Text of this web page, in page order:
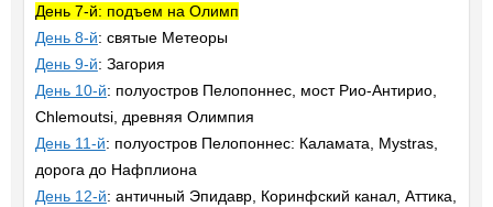
День 7-й: подъем на Олимп
День 8-й: святые Метеоры
День 9-й: Загория
День 10-й: полуостров Пелопоннес, мост Рио-Антирио,
Chlemoutsi, древняя Олимпия
День 11-й: полуостров Пелопоннес: Каламата, Mystras,
дорога до Нафплиона
День 12-й: античный Эпидавр, Коринфский канал, Аттика,